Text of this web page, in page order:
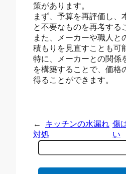
策があります。
まず、予算を再評価し、
と不要なものを再考する
また、メーカーや職人と
積もりを見直すことも可
特に、メーカーとの関係
を構築することで、価格
得ることができます。
←
キッチンの水漏れ
対処
傷
い
C
e
c